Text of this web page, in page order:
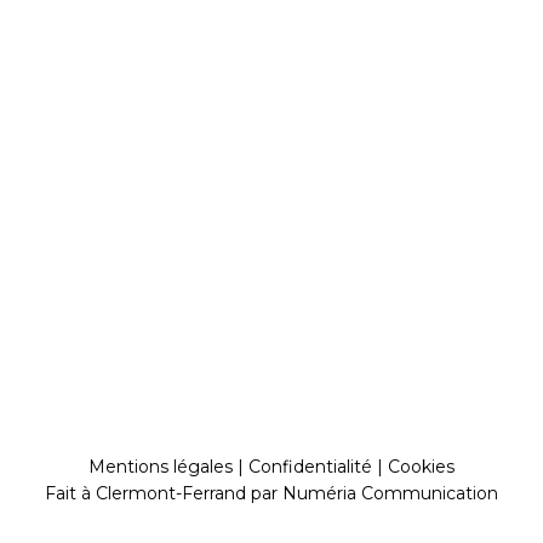
Mentions légales| Confidentialité | Cookies
Fait à Clermont-Ferrand par Numéria Communication